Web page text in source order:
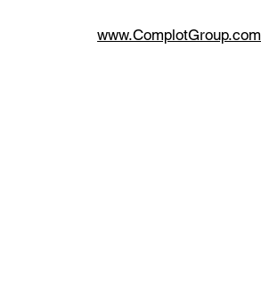
www.ComplotGroup.com